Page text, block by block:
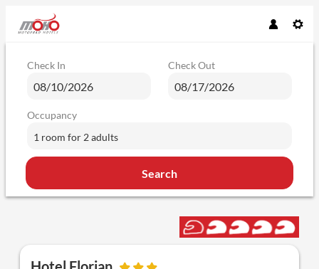
Check In Check Out
Occupancy
1 room for 2 adults
Search
Hotel Florian - Our available